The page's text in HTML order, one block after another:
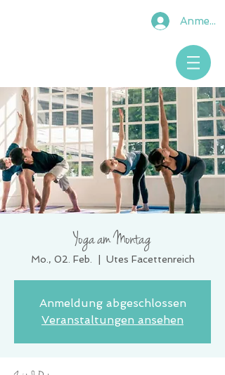
Anmelden
Yoga am Montag
Mo., 02. Feb. Utes Facettenreich
Anmeldung abgeschlossen
Veranstaltungen ansehen